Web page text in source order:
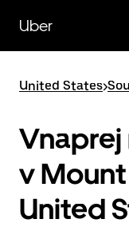
main
content
Uber
United States>
v
United